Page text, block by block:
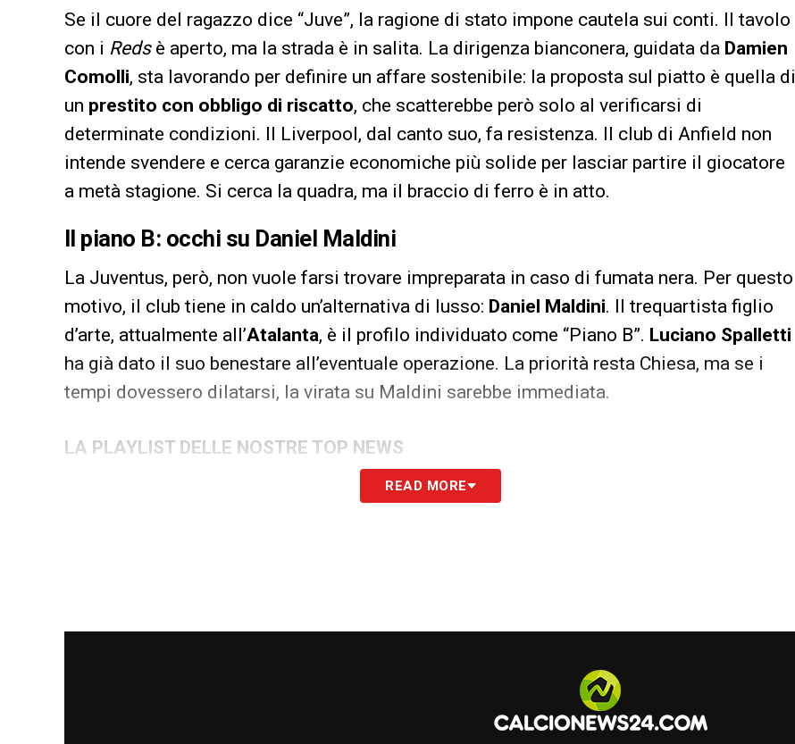
Se il cuore del ragazzo dice “Juve”, la ragione di stato impone cautela sui conti. Il tavolo
con i Redsè aperto, ma la strada è in salita. La dirigenza bianconera, guidata da Damien
Comolli, sta lavorando per definire un affare sostenibile: la proposta sul piatto è quella di
un prestito con obbligo di riscatto, che scatterebbe però solo al verificarsi di
determinate condizioni. Il Liverpool, dal canto suo, fa resistenza. Il club di Anfield non
intende svendere e cerca garanzie economiche più solide per lasciar partire il giocatore
a metà stagione. Si cerca la quadra, ma il braccio di ferro è in atto.
Il piano B: occhi su Daniel Maldini
La Juventus, però, non vuole farsi trovare impreparata in caso di fumata nera. Per questo
motivo, il club tiene in caldo un’alternativa di lusso: Daniel Maldini. Il trequartista figlio
d’arte, attualmente all’Atalanta, è il profilo individuato come “Piano B”. Luciano Spalletti
ha già dato il suo benestare all’eventuale operazione. La priorità resta Chiesa, ma se i
tempi dovessero dilatarsi, la virata su Maldini sarebbe immediata.
LA PLAYLIST DELLE NOSTRE TOP NEWS
READ MORE